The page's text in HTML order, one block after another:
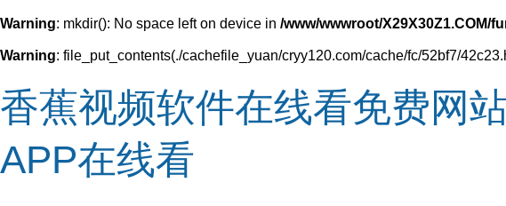
Warning: mkdir(): No space left on device in /www/wwwroot/X29X30Z1.COM/
Warning: file_put_contents(./cachefile_yuan/cryy120.com/cache/fc/52bf7/
香蕉视频软件在线看免费网
APP在线看